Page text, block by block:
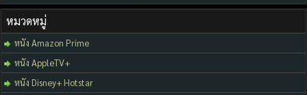
หมวดหมู่
หนัง Amazon Prime
หนัง AppleTV+
หนัง Disney+ Hotstar